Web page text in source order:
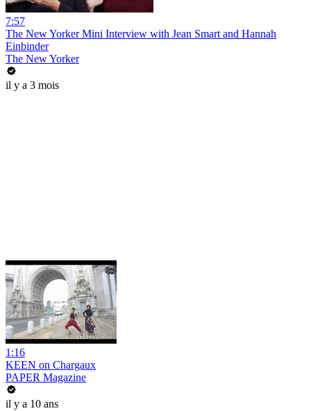
7:57
The New Yorker Mini Interview with Jean Smart and Hannah
Einbinder
The New Yorker
il y a 3 mois
1:16
KEEN on Chargaux
PAPER Magazine
il y a 10 ans